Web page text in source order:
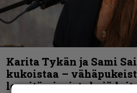
Karita Tykän ja Sami
kukoistaa –
leveitä virnistyksiä